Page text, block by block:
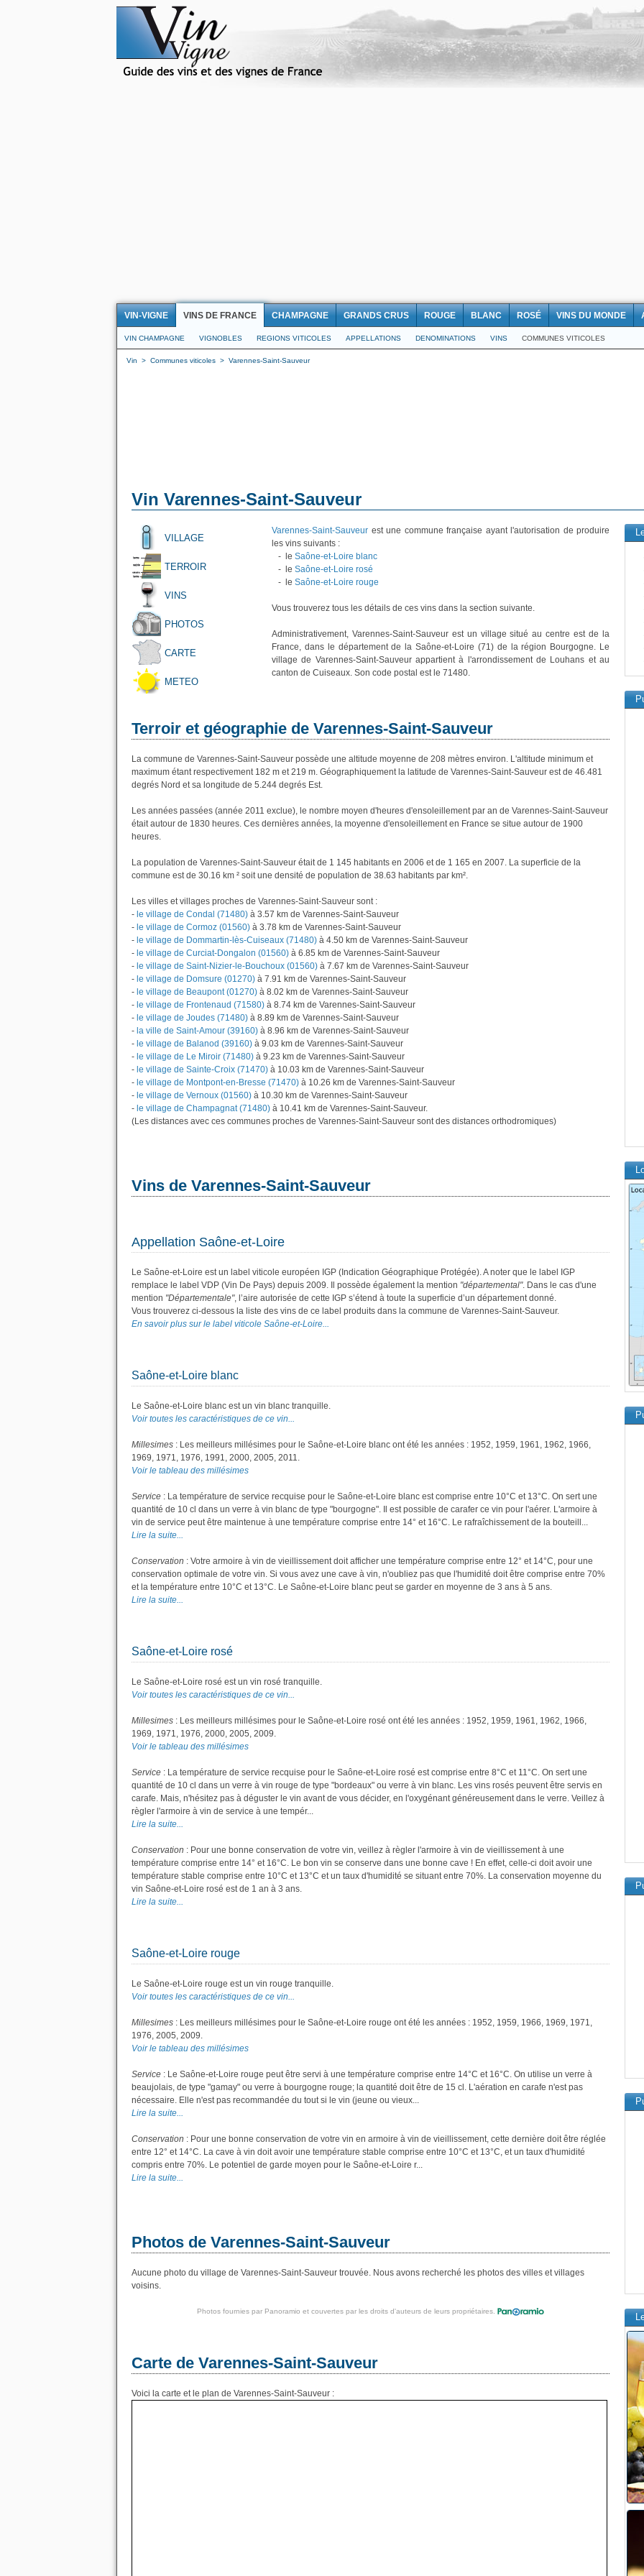
VIN-VIGNE VINS DE FRANCE CHAMPAGNE GRANDS CRUS ROUGE BLANC ROSÉ VINS DU MONDE
VIN CHAMPAGNE VIGNOBLES REGIONS VITICOLES APPELLATIONS DENOMINATIONS VINS COMMUNES VITICOLES
Vin > Communes viticoles > Varennes-Saint-Sauveur
Vin Varennes-Saint-Sauveur
VILLAGE
TERROIR
VINS
PHOTOS
CARTE
METEO
Varennes-Saint-Sauveur est une commune française ayant l'autorisation de produire
les vins suivants :
- le Saône-et-Loire blanc
- le Saône-et-Loire rosé
- le Saône-et-Loire rouge
Vous trouverez tous les détails de ces vins dans la section suivante.
Administrativement, Varennes-Saint-Sauveur est un village situé au centre est de la
France, dans le département de la Saône-et-Loire (71) de la région Bourgogne. Le
village de Varennes-Saint-Sauveur appartient à l'arrondissement de Louhans et au
canton de Cuiseaux. Son code postal est le 71480.
Terroir et géographie de Varennes-Saint-Sauveur
La commune de Varennes-Saint-Sauveur possède une altitude moyenne de 208 mètres environ. L'altitude minimum et
maximum étant respectivement 182 m et 219 m. Géographiquement la latitude de Varennes-Saint-Sauveur est de 46.481
degrés Nord et sa longitude de 5.244 degrés Est.
Les années passées (année 2011 exclue), le nombre moyen d'heures d'ensoleillement par an de Varennes-Saint-Sauveur
était autour de 1830 heures. Ces dernières années, la moyenne d'ensoleillement en France se situe autour de 1900
heures.
La population de Varennes-Saint-Sauveur était de 1 145 habitants en 2006 et de 1 165 en 2007. La superficie de la
commune est de 30.16 km ² soit une densité de population de 38.63 habitants par km².
Les villes et villages proches de Varennes-Saint-Sauveur sont :
- le village de Condal (71480) à 3.57 km de Varennes-Saint-Sauveur
- le village de Cormoz (01560) à 3.78 km de Varennes-Saint-Sauveur
- le village de Dommartin-lès-Cuiseaux (71480) à 4.50 km de Varennes-Saint-Sauveur
- le village de Curciat-Dongalon (01560) à 6.85 km de Varennes-Saint-Sauveur
- le village de Saint-Nizier-le-Bouchoux (01560) à 7.67 km de Varennes-Saint-Sauveur
- le village de Domsure (01270) à 7.91 km de Varennes-Saint-Sauveur
- le village de Beaupont (01270) à 8.02 km de Varennes-Saint-Sauveur
- le village de Frontenaud (71580) à 8.74 km de Varennes-Saint-Sauveur
- le village de Joudes (71480) à 8.89 km de Varennes-Saint-Sauveur
- la ville de Saint-Amour (39160) à 8.96 km de Varennes-Saint-Sauveur
- le village de Balanod (39160) à 9.03 km de Varennes-Saint-Sauveur
- le village de Le Miroir (71480) à 9.23 km de Varennes-Saint-Sauveur
- le village de Sainte-Croix (71470) à 10.03 km de Varennes-Saint-Sauveur
- le village de Montpont-en-Bresse (71470) à 10.26 km de Varennes-Saint-Sauveur
- le village de Vernoux (01560) à 10.30 km de Varennes-Saint-Sauveur
- le village de Champagnat (71480) à 10.41 km de Varennes-Saint-Sauveur.
(Les distances avec ces communes proches de Varennes-Saint-Sauveur sont des distances orthodromiques)
Vins de Varennes-Saint-Sauveur
Appellation Saône-et-Loire
Le Saône-et-Loire est un label viticole européen IGP (Indication Géographique Protégée). A noter que le label IGP
remplace le label VDP (Vin De Pays) depuis 2009. Il possède également la mention "départemental". Dans le cas d'une
mention "Départementale", l’aire autorisée de cette IGP s’étend à toute la superficie d’un département donné.
Vous trouverez ci-dessous la liste des vins de ce label produits dans la commune de Varennes-Saint-Sauveur.
En savoir plus sur le label viticole Saône-et-Loire...
Saône-et-Loire blanc
Le Saône-et-Loire blanc est un vin blanc tranquille.
Voir toutes les caractéristiques de ce vin...
Millesimes : Les meilleurs millésimes pour le Saône-et-Loire blanc ont été les années : 1952, 1959, 1961, 1962, 1966,
1969, 1971, 1976, 1991, 2000, 2005, 2011.
Voir le tableau des millésimes
Service : La température de service recquise pour le Saône-et-Loire blanc est comprise entre 10°C et 13°C. On sert une
quantité de 10 cl dans un verre à vin blanc de type "bourgogne". Il est possible de carafer ce vin pour l'aérer. L'armoire à
vin de service peut être maintenue à une température comprise entre 14° et 16°C. Le rafraîchissement de la bouteill...
Lire la suite...
Conservation : Votre armoire à vin de vieillissement doit afficher une température comprise entre 12° et 14°C, pour une
conservation optimale de votre vin. Si vous avez une cave à vin, n'oubliez pas que l'humidité doit être comprise entre 70%
et la température entre 10°C et 13°C. Le Saône-et-Loire blanc peut se garder en moyenne de 3 ans à 5 ans.
Lire la suite...
Saône-et-Loire rosé
Le Saône-et-Loire rosé est un vin rosé tranquille.
Voir toutes les caractéristiques de ce vin...
Millesimes : Les meilleurs millésimes pour le Saône-et-Loire rosé ont été les années : 1952, 1959, 1961, 1962, 1966,
1969, 1971, 1976, 2000, 2005, 2009.
Voir le tableau des millésimes
Service : La température de service recquise pour le Saône-et-Loire rosé est comprise entre 8°C et 11°C. On sert une
quantité de 10 cl dans un verre à vin rouge de type "bordeaux" ou verre à vin blanc. Les vins rosés peuvent être servis en
carafe. Mais, n'hésitez pas à déguster le vin avant de vous décider, en l'oxygénant généreusement dans le verre. Veillez à
règler l'armoire à vin de service à une tempér...
Lire la suite...
Conservation : Pour une bonne conservation de votre vin, veillez à règler l'armoire à vin de vieillissement à une
température comprise entre 14° et 16°C. Le bon vin se conserve dans une bonne cave ! En effet, celle-ci doit avoir une
température stable comprise entre 10°C et 13°C et un taux d'humidité se situant entre 70%. La conservation moyenne du
vin Saône-et-Loire rosé est de 1 an à 3 ans.
Lire la suite...
Saône-et-Loire rouge
Le Saône-et-Loire rouge est un vin rouge tranquille.
Voir toutes les caractéristiques de ce vin...
Millesimes : Les meilleurs millésimes pour le Saône-et-Loire rouge ont été les années : 1952, 1959, 1966, 1969, 1971,
1976, 2005, 2009.
Voir le tableau des millésimes
Service : Le Saône-et-Loire rouge peut être servi à une température comprise entre 14°C et 16°C. On utilise un verre à
beaujolais, de type "gamay" ou verre à bourgogne rouge; la quantité doit être de 15 cl. L'aération en carafe n'est pas
nécessaire. Elle n'est pas recommandée du tout si le vin (jeune ou vieux...
Lire la suite...
Conservation : Pour une bonne conservation de votre vin en armoire à vin de vieillissement, cette dernière doit être réglée
entre 12° et 14°C. La cave à vin doit avoir une température stable comprise entre 10°C et 13°C, et un taux d'humidité
compris entre 70%. Le potentiel de garde moyen pour le Saône-et-Loire r...
Lire la suite...
Photos de Varennes-Saint-Sauveur
Aucune photo du village de Varennes-Saint-Sauveur trouvée. Nous avons recherché les photos des villes et villages
voisins.
Photos fournies par Panoramio et couvertes par les droits d'auteurs de leurs propriétaires.
Carte de Varennes-Saint-Sauveur
Voici la carte et le plan de Varennes-Saint-Sauveur :